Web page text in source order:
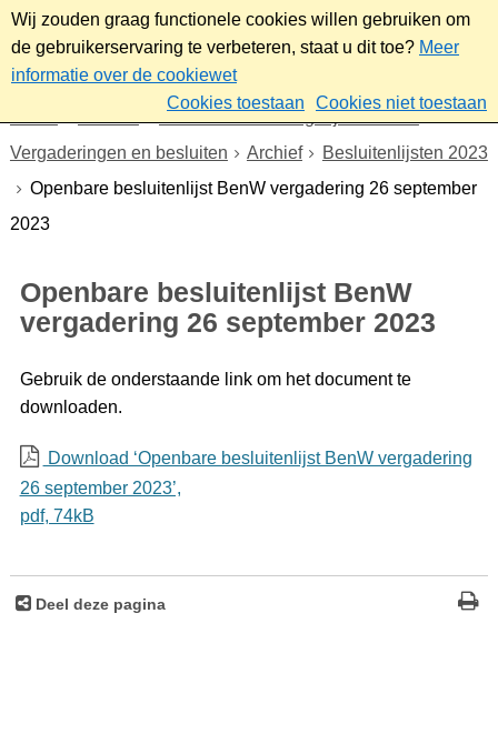
Wij zouden graag functionele cookies willen gebruiken om
de gebruikerservaring te verbeteren, staat u dit toe? Meer
informatie over de cookiewet
Cookies toestaan
Cookies niet toestaan
Gemeenteraad/Dagelijks bestuur
Vergaderingen en besluiten
Archief
Besluitenlijsten 2023
Openbare besluitenlijst BenW vergadering 26 september
2023
Openbare besluitenlijst BenW
vergadering 26 september 2023
Gebruik de onderstaande link om het document te
downloaden.
Download ‘Openbare besluitenlijst BenW vergadering
26 september 2023’,
pdf, 74kB
Deel deze pagina